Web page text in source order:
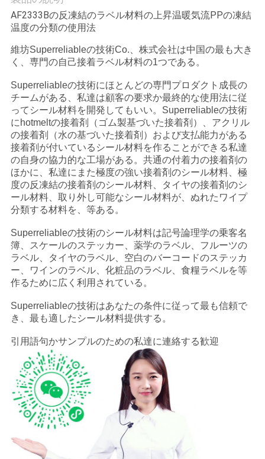
理
私
達
に
連
絡
し
な
さ
い
ニ
ュ
ー
ス
引
を
AF2333Bの反凍結のラベル材料の上昇温暖気流PPの凍結
温度の分類の使用法
維坊Superreliableの技術Co.、株式会社は中国の最も大き
く、専門の自己接着ラベル材料の1つである。
Superreliableの技術にほとんどの専門プロダクト成長の
チームがある、私達は顧客の要求か最終的な使用法に従
ってシール材料を開発してもいい。Superreliableの技術
にhotmeltの接着剤（ゴム製基づいた接着剤）、アクリル
の接着剤（水の基づいた接着剤）および支払能力がある
接着剤が付いているシール材料を作ることができる私達
の自身の協力的な工場がある。共通の付着力の接着剤の
ほかに、私達にまた極度の強い接着剤のシール材料、極
度の反凍結の接着剤のシール材料、タイヤの接着剤のシ
ール材料、取り外し可能なシール材料が、ぬれたワイプ
分類する材料を、等ある。
Superreliableの技術のシール材料は記号論理学の乗客名
簿、スケールのステッカー、薬学のラベル、フルーツの
ラベル、タイヤのラベル、空白のバーコードのステッカ
ー、ワインのラベル、化粧品のラベル、食糧ラベルを等
作るために広く利用されている。
Superreliableの技術はあなたの条件に従って最も信頼で
き、最も適したシール材料提供する。
引用語句かサンプルのための私達に連絡する歓迎